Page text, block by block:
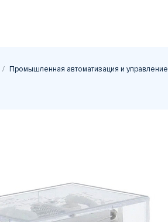
Промышленная автоматизация и управление